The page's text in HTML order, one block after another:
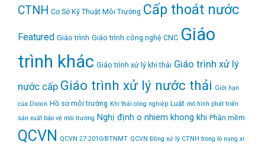
CTNH Cơ Sở Kỹ Thuật Môi Trường Cấp thoát nước
Featured Giáo trình Giáo trình công nghệ CNC Giáo
trình khác Giáo trình xử lý khí thải Giáo trình xử lý
nước cấp Giáo trình xử lý nước thải Giới hạn
của Dioxin Hồ sơ môi trường Khí thải công nghiệp Luật mô hình phát triển
sản xuất bảo vệ môi trường Nghị định o nhiem khong khi Phần mềm
QCVN QCVN 27:2010/BTNMT QCVN Đồng xử lý CTNH trong lò nung xi